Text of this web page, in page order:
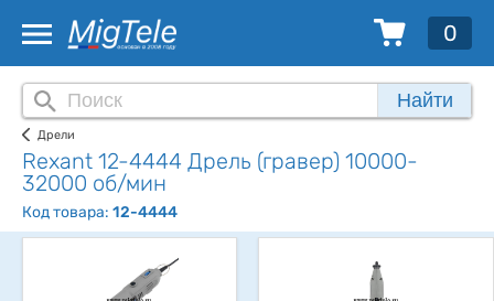
0
Найти
Дрели
Rexant 12-4444 Дрель (гравер) 10000-
32000 об/мин
Код товара: 12-4444